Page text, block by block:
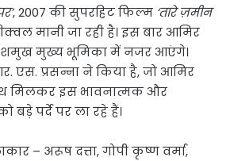
, 2007 की सुपरहिट फिल्म ‘तारे ज़मीन
मानी जा रही है। इस बार आमिर
मुख्य भूमिका में नजर आएंगे।
एस. प्रसन्ना ने किया है, जो आमिर
मिलकर इस भावनात्मक और
बड़े पर्दे पर ला रहे हैं।
– अरूष दत्ता, गोपी कृष्ण वर्मा,